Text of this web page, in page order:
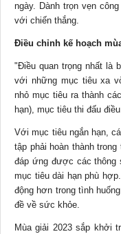
ngày. Dành trọn vẹn
với chiến thắng.
Điều chỉnh kế hoạch
"Điều quan trọng nhất là
với những mục tiêu xa
nhỏ mục tiêu ra thành
hạn), mục tiêu thi đấu
Với mục tiêu ngắn hạn,
tập phải hoàn thành
đáp ứng được các thông
mục tiêu dài hạn phù
động hơn trong tình
đề về sức khỏe.
Mùa giải 2023 sắp khởi